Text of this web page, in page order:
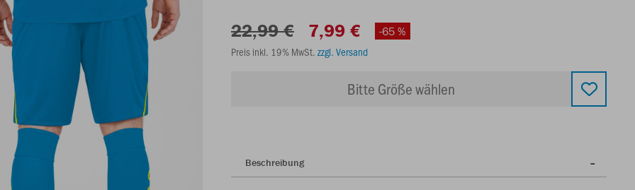
22,99 € 7,99 €
-65 %
Preis inkl. 19% MwSt. zzgl. Versand
Bitte Größe wählen
Beschreibung